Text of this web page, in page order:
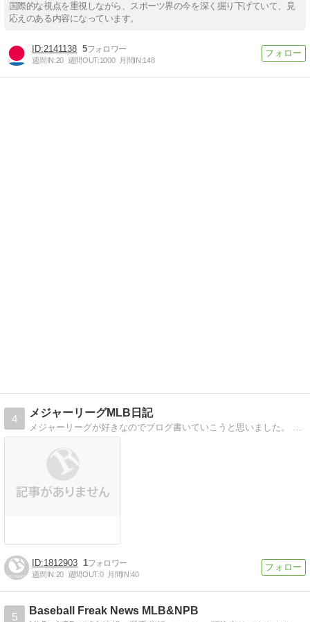
国際的な視点を重視しながら、スポーツ界の今を深く掘り下げていて、見
応えのある内容になっています。
2141138 5
週間IN:20 週間OUT:1000 月間IN:148
4
メジャーリーグMLB日記
1812903 1
週間IN:20 週間OUT:0 月間IN:40
5
Baseball Freak News MLB&NPB